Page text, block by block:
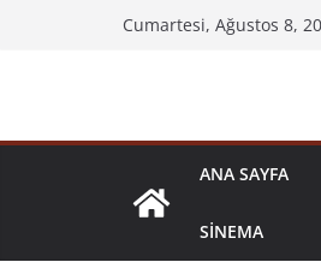
Cumartesi, Ağustos 8,
ANA SAYFA
SINEMA